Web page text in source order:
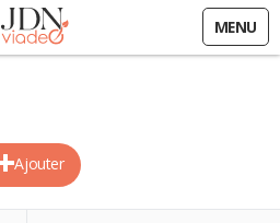
MENU
Ajouter